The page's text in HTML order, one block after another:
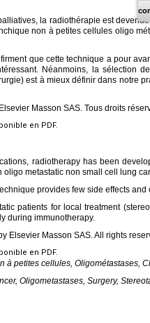
la radiothérapie est
non à petites cellules oligo
que cette technique a pour
Néanmoins, la sélection
est à mieux définir dans notre
Masson SAS. Tous droits
en PDF.
radiotherapy has been
metastatic non small cell lung
provides few side effects
patients for local treatment
during immunotherapy.
Elsevier Masson SAS. All rights
en PDF.
à petites cellules, Oligométastases,
Oligometastases, Surgery,